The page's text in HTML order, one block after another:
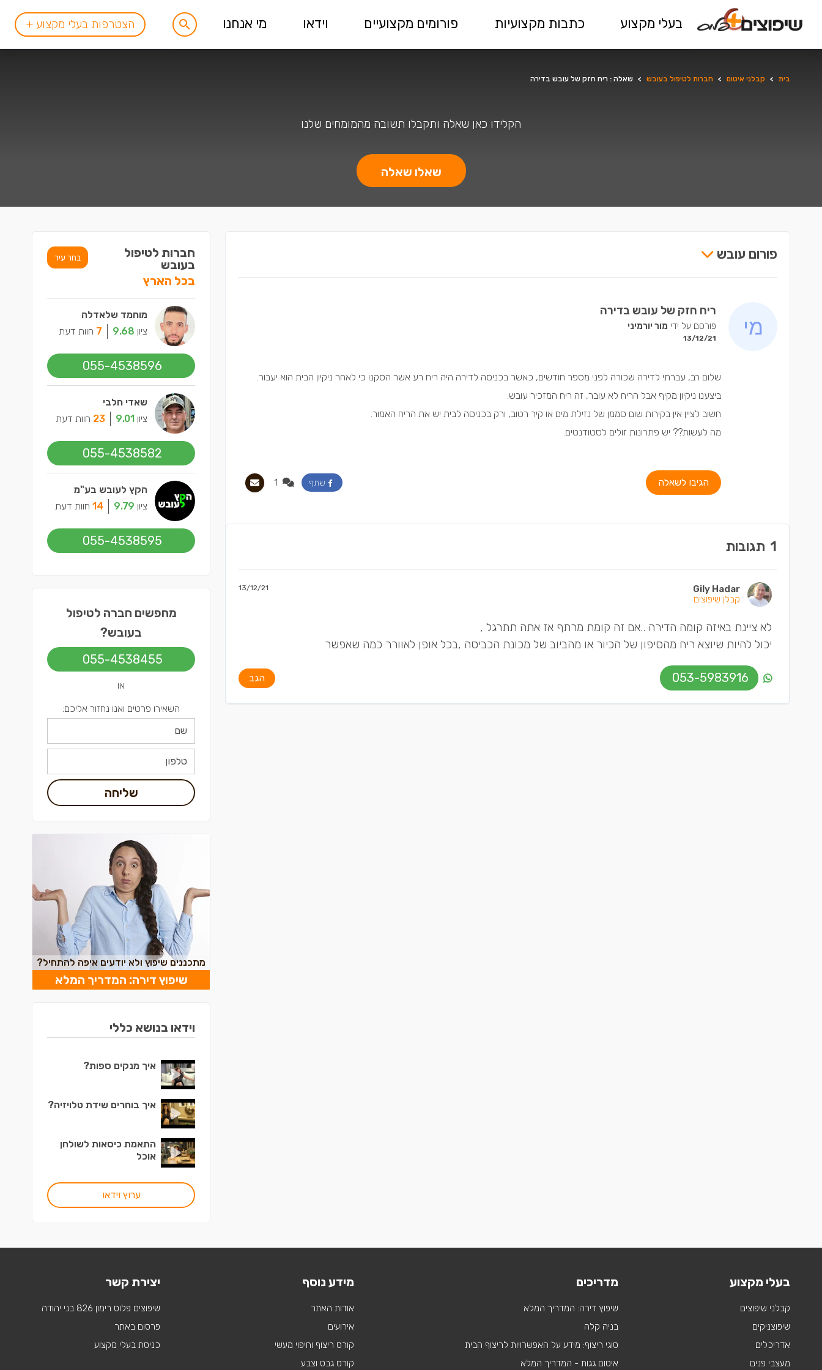
בעלי מקצוע כתבות מקצועיות פורומים מקצועיים וידאו מי אנחנו הצטרפות בעלי מקצוע +
בית > קבלני איטום > חברות לטיפול בעובש > שאלה : ריח חזק של עובש בדירה
הקלידו כאן שאלה ותקבלו תשובה מהמומחים שלנו
שאלו שאלה
פורום עובש
ריח חזק של עובש בדירה
פורסם על ידי מור יורמיני
13/12/21
שלום רב, עברתי לדירה שכורה לפני מספר חודשים, כאשר בכניסה לדירה היה ריח רע אשר הסקנו כי לאחר ניקיון הבית הוא יעבור.
ביצענו ניקיון מקיף אבל הריח לא עובר, זה ריח המזכיר עובש.
חשוב לציין אין בקירות שום סממן של נזילת מים או קיר רטוב, ורק בכניסה לבית יש את הריח האמור.
מה לעשות?? יש פתרונות זולים לסטודנטים.
הגיבו לשאלה שתף
1 תגובות
Gily Hadar
קבלן שיפוצים
13/12/21
לא ציינת באיזה קומה הדירה ..אם זה קומת מרתף אז אתה תתרגל ,
יכול להיות שיוצא ריח מהסיפון של הכיור או מהביוב של מכונת הכביסה ,בכל אופן לאוורר כמה שאפשר
053-5983916 הגב
חברות לטיפול
בעובש
בכל הארץ
בחר עיר
מוחמד שלאדלה
ציון 9.68
7 חוות דעת
055-4538596
שאדי חלבי
ציון 9.01
23 חוות דעת
055-4538582
הקץ לעובש בע"מ
ציון 9.79
14 חוות דעת
055-4538595
מחפשים חברה לטיפול
בעובש?
055-4538455
או
השאירו פרטים ואנו נחזור אליכם:
שליחה
מתכננים שיפוץ ולא יודעים איפה להתחיל?
שיפוץ דירה: המדריך המלא
וידאו בנושא כללי
איך מנקים ספות?
איך בוחרים שידת טלויזיה?
התאמת כיסאות לשולחן
אוכל
ערוץ וידאו
בעלי מקצוע
קבלני שיפוצים
שיפוצניקים
אדריכלים
מעצבי פנים
מדריכים
שיפוץ דירה: המדריך המלא
בניה קלה
סוגי ריצוף: מידע על האפשרויות לריצוף הבית
איטום גגות - המדריך המלא
מידע נוסף
אודות האתר
אירועים
קורס ריצוף וחיפוי מעשי
קורס גבס וצבע
יצירת קשר
שיפוצים פלוס רימון 826 בני יהודה
פרסום באתר
כניסת בעלי מקצוע